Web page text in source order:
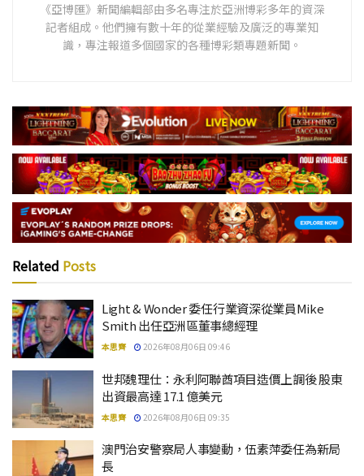
《亞博匯》新聞編輯部由多名專注於亞洲博彩多年的資深
記者組成。他們擁有數十年的從業經驗及廣泛的專業知
識，專注報道多個國家的各種博彩類專題新聞。
Related Posts
Light & Wonder 委任行業資深從業員Mike
Smith 出任亞洲區董事總經理
本思齊 2026年08月06日 09:46
世邦魏理仕：永利阿聯酋項目造價上調後 股東
出資最高達 17.1 億美元
本思齊 2026年08月06日 09:35
澳門治安警察局人事變動，伍素萍委任為新局
長